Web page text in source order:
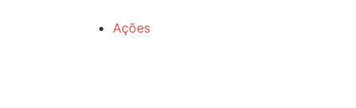
Ações